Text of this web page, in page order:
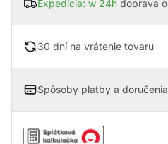
Expedícia: w 24h doprava
30 dní na vrátenie tovaru
Spôsoby platby a doručenia